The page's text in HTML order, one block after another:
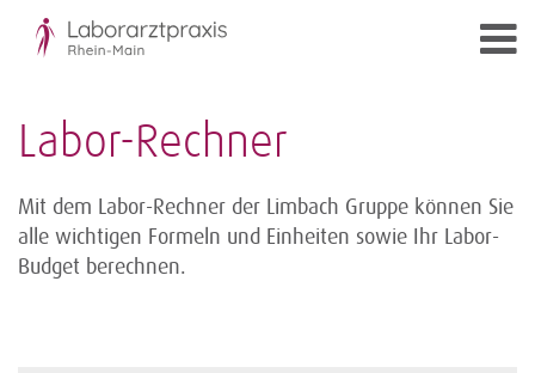
Labor-Rechner
Mit dem Labor-Rechner der Limbach Gruppe können Sie
alle wichtigen Formeln und Einheiten sowie Ihr Labor-
Budget berechnen.